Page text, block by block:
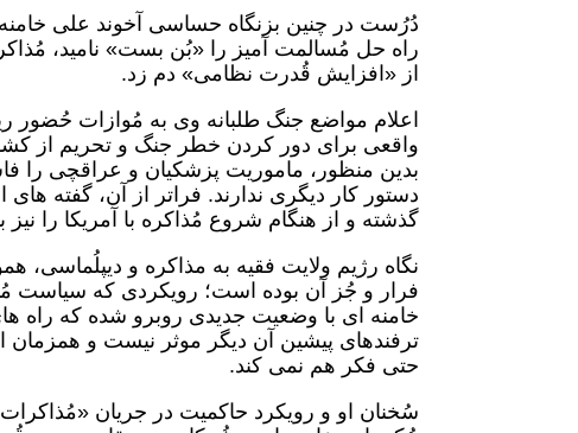
دُرُست در چنین بزنگاه حساسی آخوند علی
راه حل مُسالمت آمیز را «بُن بست» نامید،
از «افزایش قُدرت نظامی» دم زد.
اعلام مواضع جنگ طلبانه وی به مُوازات
واقعی برای دور کردن خطر جنگ و تحریم از
بدین منظور، ماموریت پزشکیان و عراقچی را
دستور کار دیگری ندارند. فراتر از آن، گفته
گذشته و از هنگام شروع مُذاکره با آمریکا را
نگاه رژیم ولایت فقیه به مذاکره و
فرار و جُز آن بوده است؛ رویکردی که سیاست
خامنه ای با وضعیت جدیدی روبرو شده که راه
ترفندهای پیشین آن دیگر موثر نیست و
حتی فکر هم نمی کند.
سُخنان او و رویکرد حاکمیت در جریان